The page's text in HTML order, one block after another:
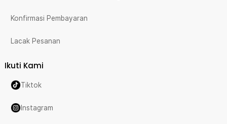
Konfirmasi Pembayaran
Lacak Pesanan
Ikuti Kami
Tiktok
Instagram